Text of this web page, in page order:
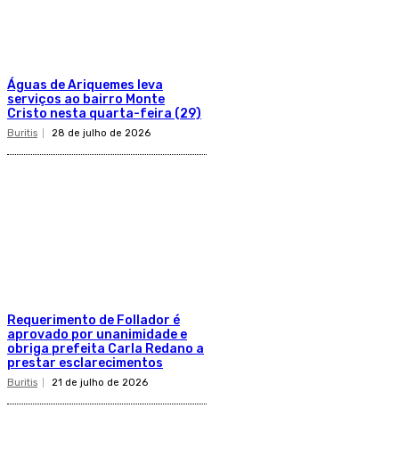
Águas de Ariquemes leva
serviços ao bairro Monte
Cristo nesta quarta-feira (29)
Buritis 28 de julho de 2026
Requerimento de Follador é
aprovado por unanimidade e
obriga prefeita Carla Redano a
prestar esclarecimentos
Buritis 21 de julho de 2026